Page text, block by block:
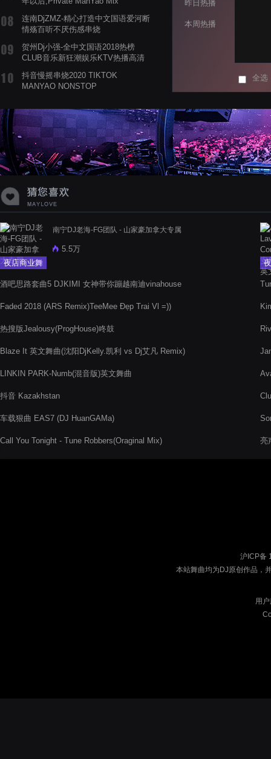
连南DjZMZ-精心打造中文国语爱河断
情殇百听不厌伤感串烧
贺州Dj小强-全中文国语2018热榜
CLUB音乐新狂潮娱乐KTV热播高清
抖音慢摇串烧2020 TIKTOK
MANYAO NONSTOP
蝉爸爸妈妈爱存在夏天的风是想你的
声音啊
昨日热播
本周热播
全选
夜店商业舞
南宁DJ老海-FG团队 - 山家豪加拿大专属
5.5万
酒吧思路套曲5 DJKIMI 女神带你蹦越南迪vinahouse
Faded 2018 (ARS Remix)TeeMee Đẹp Trai Vl =))
热搜版Jealousy(ProgHouse)咚鼓
Blaze It 英文舞曲(沈阳DjKelly.凯利 vs Dj艾凡 Remix)
LINKIN PARK-Numb(混音版)英文舞曲
抖音 Kazakhstan
车载狠曲 EAS7 (DJ HuanGAMa)
Call You Tonight - Tune Robbers(Oraginal Mix) 亮
沪ICP备
本站舞曲均为DJ原创作品，
用